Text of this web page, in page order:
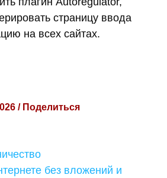
страницу ввода
на всех сайтах.
/ Поделиться
без вложений и